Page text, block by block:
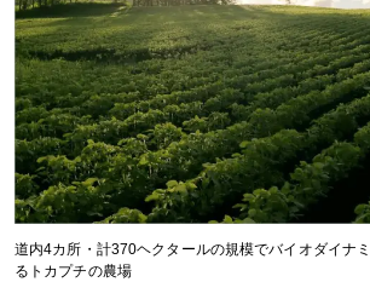
道内4カ所・計370ヘクタールの規模でバイオダイナ
るトカプチの農場